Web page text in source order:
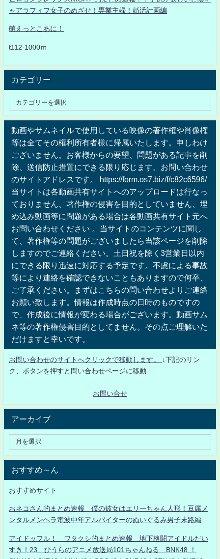
ャアラフィフ女子のめざせ！専業主婦！婚活計画編
萌えっとこあに！
t112-1000ｍ
カテゴリー
動画やサムネイルで使用している映像の著作権や肖像権
等は全てその権利所有者様に帰属いたします。申しわけ
ございません。お客様からの要望、問題がある記事を削
除、送信防止措置にできる限り応じます。お問い合わせ
のサイトアドレスです。 https://form.os7.biz/f/c82c6596/
当サイトは各動画共有サイトへのアップロードは行なっ
ておりません、著作権の侵害を目的としていません、埋
め込み動画等に問題がある場合は各動画共有サイト元へ
お問い合わせください 。当サイトのコンテンツに関し
て、著作権等の問題がございましたら当該ページを削除
しますのでご連絡ください。土日祝を除く3営業日以内
にできる限り迅速に対応する予定です。不慮による事故
等により連絡を確認できないこともありますので何卒、
ご了承ください。まずはこちらの問い合わせよりご連絡
お願い致します。情報は作成時点の日時のものですの
で、作成後に情報が変わる場合がございます。動画サム
ネ等の著作権侵害目的としてません。その点ご理解いた
だけますと幸いです。
お問い合わせのサイトへクリックで移動します。
↓下記のリン
ク、ボタンを押すと問い合わせページに移動
お問い合せ
アーカイブ
おすすめ～ん
おすすめサイト
おネコさん的まとめ速報 僕の彼女はエリーちゃん人形！豆腐メ
ンタルメンヘラ電波中年アルバイターのぬいぐるみ男子末路編
アイドッフル！ ワタクシ的まとめ速報 地下格闘アイドルだい
すき！23 ひうらのアニメ放送局101ちゃんねる BNK48 ！